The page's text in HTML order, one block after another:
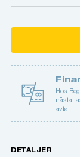
Hos
nästa
avtal.
DETALJER